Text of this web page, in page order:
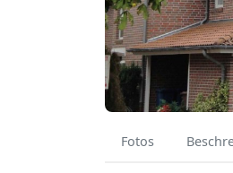
Fotos